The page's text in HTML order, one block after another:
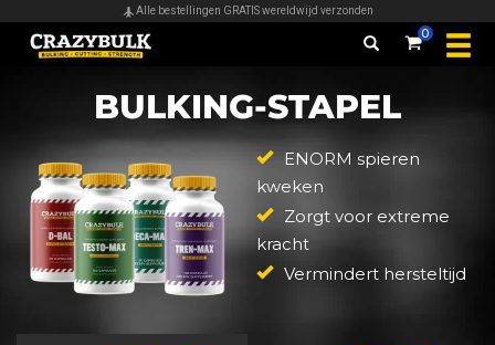
Alle bestellingen GRATIS wereldwijd verzonden
0
BULKING-STAPEL
ENORM spieren
kweken
Zorgt voor extreme
kracht
Vermindert hersteltijd